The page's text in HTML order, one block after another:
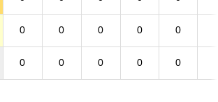
0 0 0 0 0
0 0 0 0 0